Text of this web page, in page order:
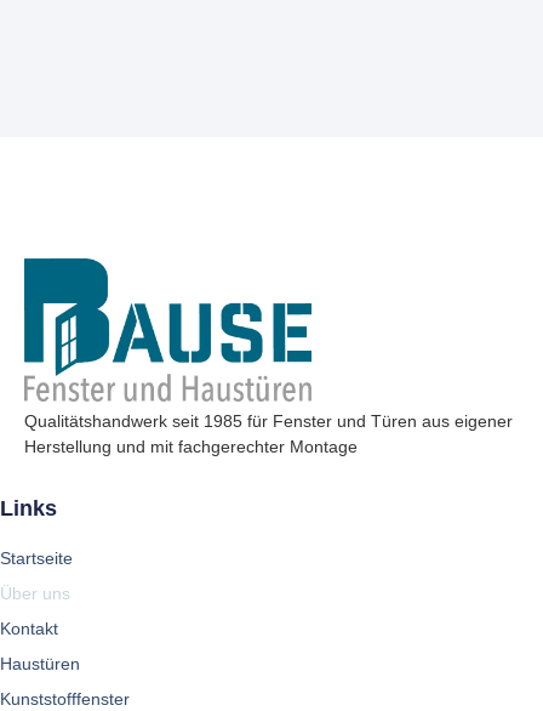
Qualitätshandwerk seit 1985 für Fenster und Türen aus eigener
Herstellung und mit fachgerechter Montage
Links
Startseite
Über uns
Kontakt
Haustüren
Kunststofffenster​